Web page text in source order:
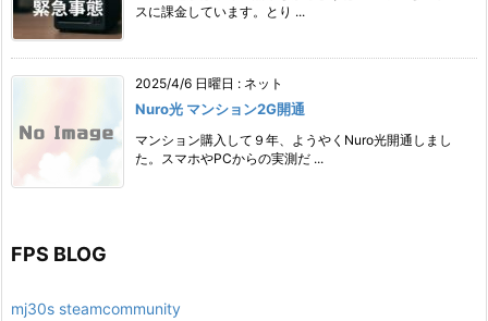
スに課金しています。とり ...
2025/4/6 日曜日 : ネット
Nuro光 マンション2G開通
マンション購入して９年、ようやくNuro光開通しまし
た。スマホやPCからの実測だ ...
FPS BLOG
mj30s steamcommunity